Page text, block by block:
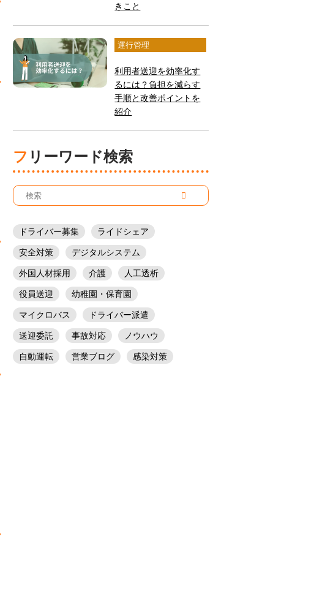
きこと
運行管理
利用者送迎を効率化す
るには？負担を減らす
手順と改善ポイントを
紹介
フリーワード検索
ドライバー募集 ライドシェア
安全対策 デジタルシステム
外国人材採用 介護 人工透析
役員送迎 幼稚園・保育園
マイクロバス ドライバー派遣
送迎委託 事故対応 ノウハウ
自動運転 営業ブログ 感染対策